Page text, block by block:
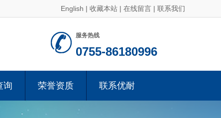
English | 收藏本站 | 在线留言 | 联系我们
服务热线
0755-86180996
询 荣誉资质 联系优耐